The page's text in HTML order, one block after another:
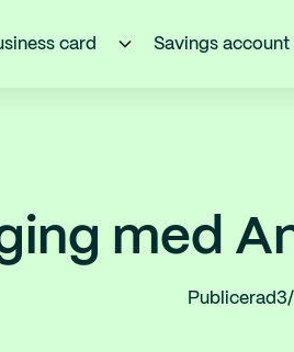
card Savings account
med
Publicerad